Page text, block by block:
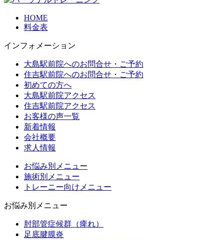
HOME
料金表
インフォメーション
大島駅前院へのお問合せ・ご予約
住吉駅前院へのお問合せ・ご予約
初めての方へ
大島駅前院アクセス
住吉駅前院アクセス
お客様の声一覧
新着情報
会社概要
求人情報
お悩み別メニュー
施術別メニュー
トレーニー向けメニュー
お悩み別メニュー
肘部管症候群（痺れ）
足底腱膜炎